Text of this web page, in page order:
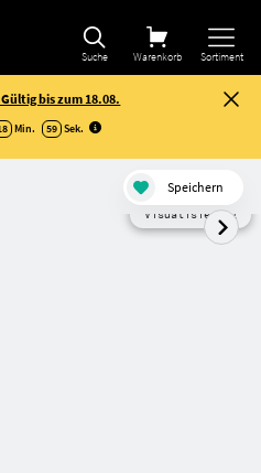
Suche Warenkorb Sortiment
bis zum 18.08.
Min. 58 Sek.
Speichern
Visualisierung